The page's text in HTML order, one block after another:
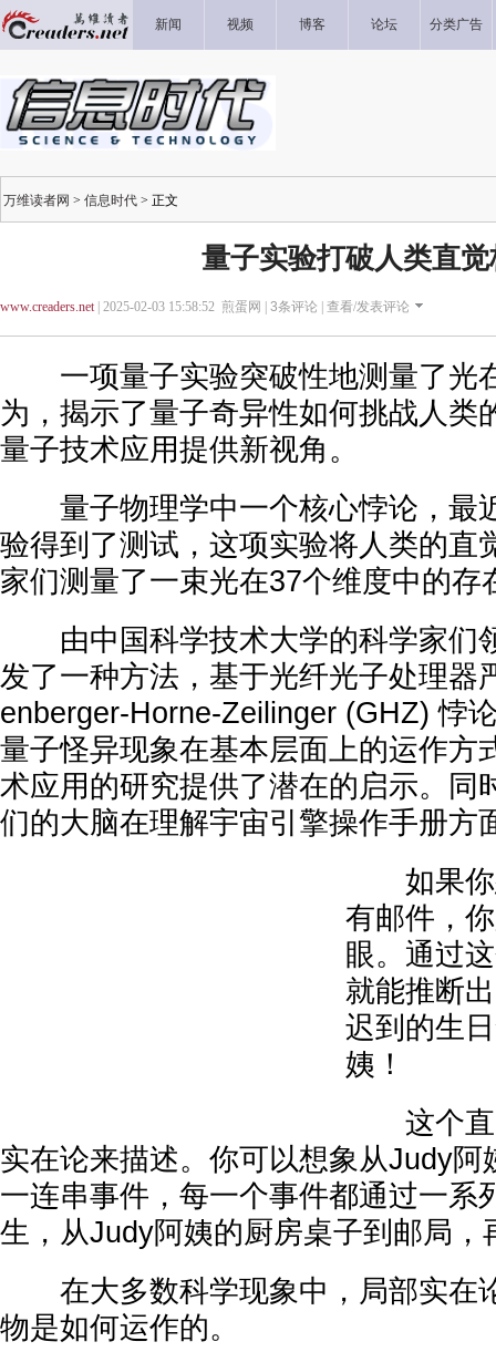
新闻 视频 博客 论坛 分类广告
万维读者网 > 信息时代 > 正文
量子实验打破人类直觉
www.creaders.net| 2025-02-03 15:58:52 煎蛋网 | 3条评论 | 查看/发表评论
一项量子实验突破性地测量了光
为，揭示了量子奇异性如何挑战人类
量子技术应用提供新视角。
量子物理学中一个核心悖论，最
验得到了测试，这项实验将人类的直
家们测量了一束光在37个维度中的存
由中国科学技术大学的科学家们
发了一种方法，基于光纤光子处理器
enberger-Horne-Zeilinger (GHZ) 悖
量子怪异现象在基本层面上的运作方
术应用的研究提供了潜在的启示。同
们的大脑在理解宇宙引擎操作手册方
如果你
有邮件，
眼。通过
就能推断
迟到的生
姨！
这个直
实在论来描述。你可以想象从Judy阿
一连串事件，每一个事件都通过一系
生，从Judy阿姨的厨房桌子到邮局，
在大多数科学现象中，局部实在
物是如何运作的。